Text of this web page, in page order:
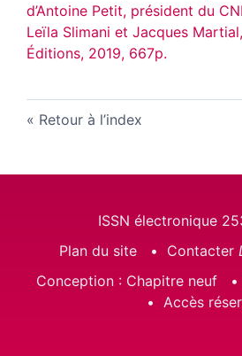
d’Antoine Petit, président du
Leïla Slimani et Jacques Martial,
Éditions, 2019, 667p.
Retour à l’index
ISSN électronique
Plan du site
Contacter
Conception : Chapitre neuf
Accès